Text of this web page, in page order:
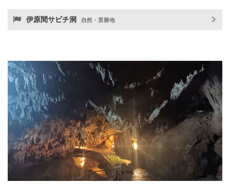
伊原間サビチ洞 自然・景勝地